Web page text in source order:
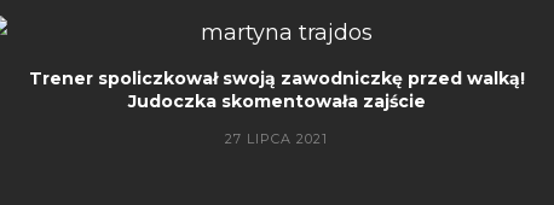
Trener spoliczkował swoją zawodniczkę przed walką!
Judoczka skomentowała zajście
27 LIPCA 2021